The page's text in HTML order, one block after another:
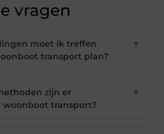
vragen
moet ik treffen
transport plan?
▼
zijn er
woonboot transport?
▼